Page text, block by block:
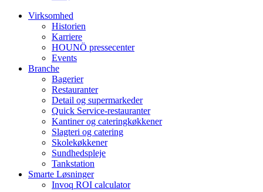
Virksomhed
Historien
Karriere
HOUNÖ pressecenter
Events
Branche
Bagerier
Restauranter
Detail og supermarkeder
Quick Service-restauranter
Kantiner og cateringkøkkener
Slagteri og catering
Skolekøkkener
Sundhedspleje
Tankstation
Smarte Løsninger
Invoq ROI calculator